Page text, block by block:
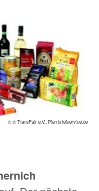
© © TransFair e.V., Pfarrbriefservice.de